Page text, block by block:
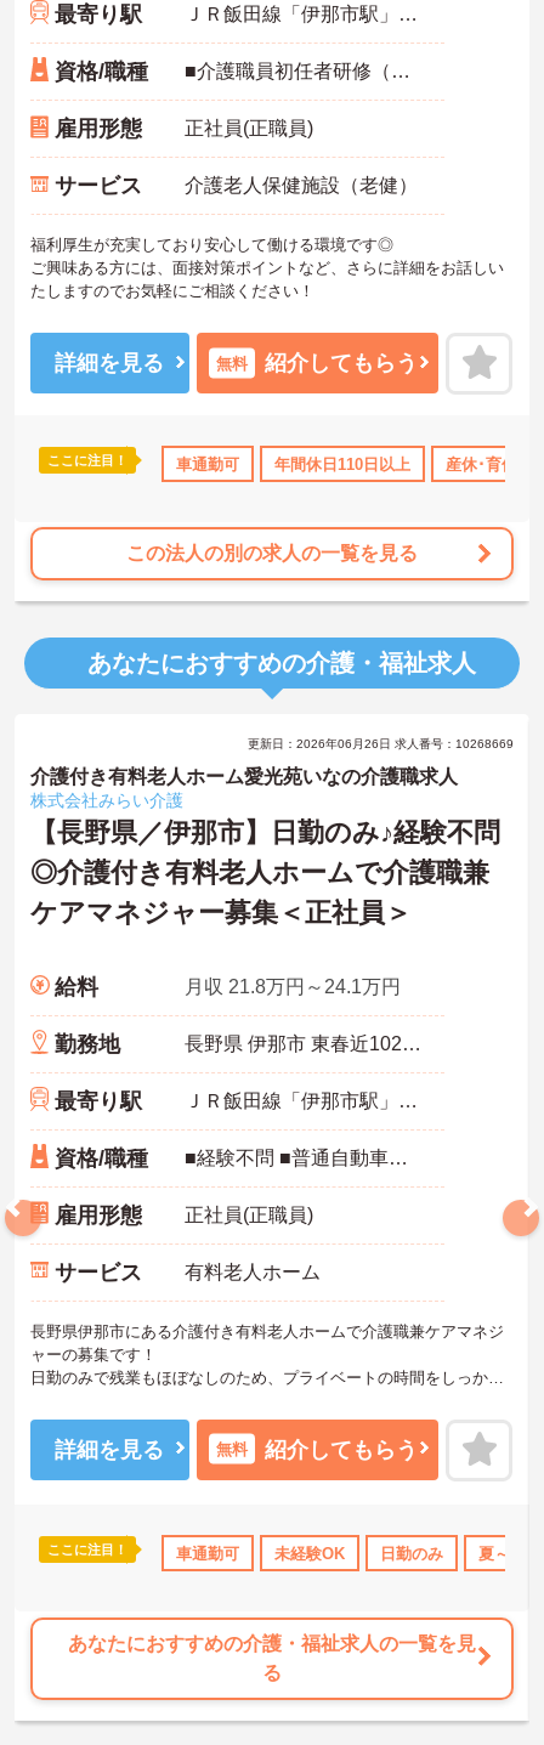
最寄り駅 ＪＲ飯田線「伊那市駅」バス・車15分
資格/職種 ■介護職員初任者研修（ヘルパー2級）以上
雇用形態 正社員(正職員)
サービス 介護老人保健施設（老健）
福利厚生が充実しており安心して働ける環境です◎
ご興味ある方には、面接対策ポイントなど、さらに詳細をお話しい
たしますのでお気軽にご相談ください！
詳細を見る 無料 紹介してもらう
ここに注目！ 車通勤可 年間休日110日以上 産休･育休･
この法人の別の求人の一覧を見る
あなたにおすすめの介護・福祉求人
研修制度あり 産休･育休･介護休暇取得実績あり 高収入
更新日：2026年06月26日 求人番号：10268669
介護付き有料老人ホーム愛光苑いなの介護職求人
株式会社みらい介護
【長野県／伊那市】日勤のみ♪経験不問
◎介護付き有料老人ホームで介護職兼
ケアマネジャー募集＜正社員＞
給料 月収 21.8万円～24.1万円
勤務地 長野県 伊那市 東春近10284-1
最寄り駅 ＪＲ飯田線「伊那市駅」バス・車8分
資格/職種 ■経験不問 ■普通自動車運転免許（AT限定可）
雇用形態 正社員(正職員)
サービス 有料老人ホーム
長野県伊那市にある介護付き有料老人ホームで介護職兼ケアマネジ
ャーの募集です！
日勤のみで残業もほぼなしのため、プライベートの時間をしっかり
また、昇給と賞与実績があり、あなたの頑張りがしっかり評価さ
れ、やりがいを持ってお仕事ができます！
ご興味ある方は面接ポイントをお伝えしますので、お気軽にご連絡
詳細を見る 無料 紹介してもらう
ここに注目！ 車通勤可 未経験OK 日勤のみ 夏～秋
あなたにおすすめの介護・福祉求人の一覧を見
る